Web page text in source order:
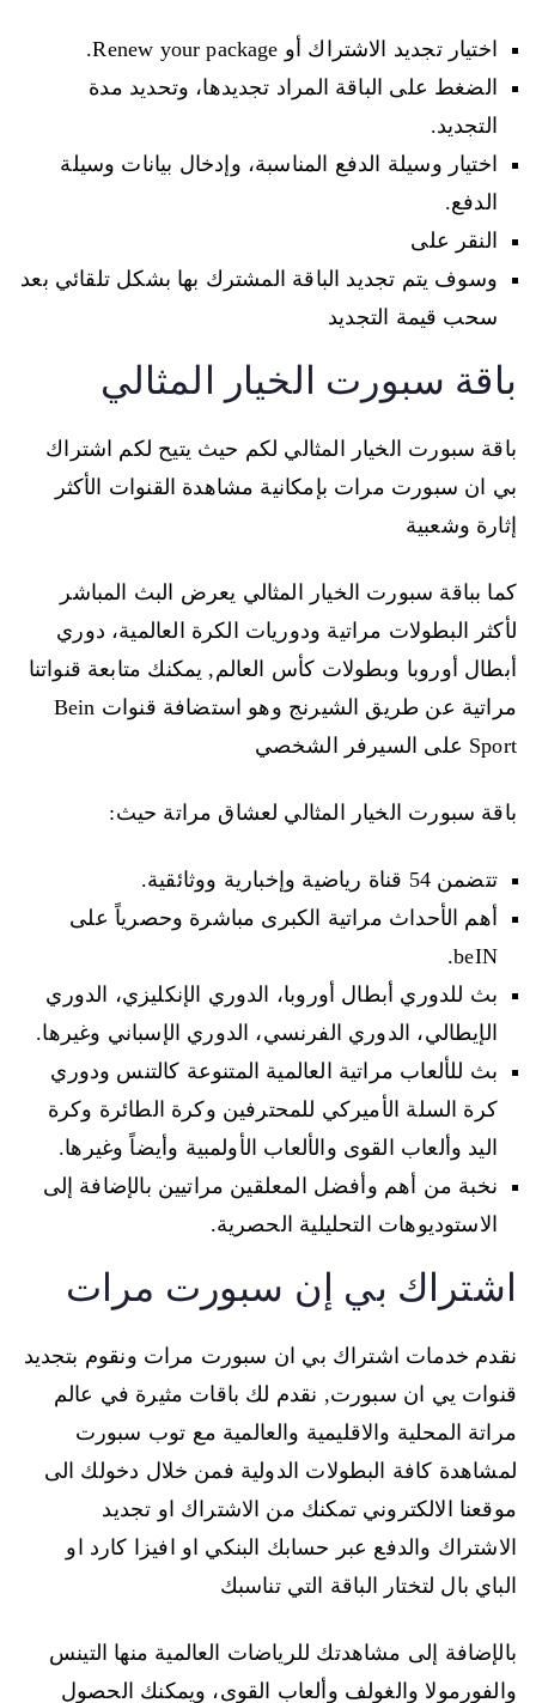
اختيار تجديد الاشتراك أو Renew your package.
الضغط على الباقة المراد تجديدها، وتحديد مدة
التجديد.
اختيار وسيلة الدفع المناسبة، وإدخال بيانات وسيلة
الدفع.
النقر على
وسوف يتم تجديد الباقة المشترك بها بشكل تلقائي بعد
سحب قيمة التجديد
باقة سبورت الخيار المثالي
باقة سبورت الخيار المثالي لكم حيث يتيح لكم اشتراك
بي ان سبورت مرات بإمكانية مشاهدة القنوات الأكثر
إثارة وشعبية
كما بباقة سبورت الخيار المثالي يعرض البث المباشر
لأكثر البطولات مراتية ودوريات الكرة العالمية، دوري
أبطال أوروبا وبطولات كأس العالم, يمكنك متابعة قنواتنا
مراتية عن طريق الشيرنج وهو استضافة قنوات Bein
Sport على السيرفر الشخصي
باقة سبورت الخيار المثالي لعشاق مراتة حيث:
تتضمن 54 قناة رياضية وإخبارية ووثائقية.
أهم الأحداث مراتية الكبرى مباشرة وحصرياً على
beIN.
بث للدوري أبطال أوروبا، الدوري الإنكليزي، الدوري
الإيطالي، الدوري الفرنسي، الدوري الإسباني وغيرها.
بث للألعاب مراتية العالمية المتنوعة كالتنس ودوري
كرة السلة الأميركي للمحترفين وكرة الطائرة وكرة
اليد وألعاب القوى والألعاب الأولمبية وأيضاً وغيرها.
نخبة من أهم وأفضل المعلقين مراتيين بالإضافة إلى
الاستوديوهات التحليلية الحصرية.
اشتراك بي إن سبورت مرات
نقدم خدمات اشتراك بي ان سبورت مرات ونقوم بتجديد
قنوات يي ان سبورت, نقدم لك باقات مثيرة في عالم
مراتة المحلية والاقليمية والعالمية مع توب سبورت
لمشاهدة كافة البطولات الدولية فمن خلال دخولك الى
موقعنا الالكتروني تمكنك من الاشتراك او تجديد
الاشتراك والدفع عبر حسابك البنكي او افيزا كارد او
الباي بال لتختار الباقة التي تناسبك
بالإضافة إلى مشاهدتك للرياضات العالمية منها التينس
والفورمولا والغولف وألعاب القوى، ويمكنك الحصول